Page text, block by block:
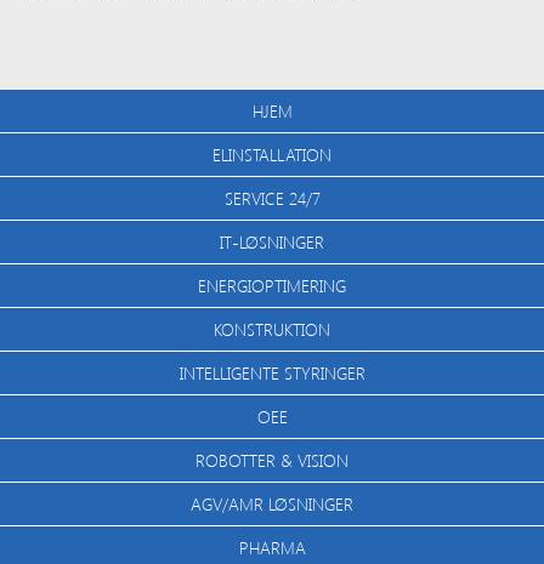
HJEM
ELINSTALLATION
SERVICE 24/7
IT-LØSNINGER
ENERGIOPTIMERING
KONSTRUKTION
INTELLIGENTE STYRINGER
OEE
ROBOTTER & VISION
AGV/AMR LØSNINGER
PHARMA